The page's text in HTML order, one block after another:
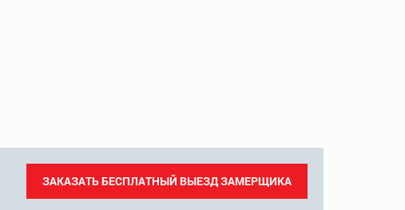
ЗАКАЗАТЬ БЕСПЛАТНЫЙ ВЫЕЗД ЗАМЕРЩИКА